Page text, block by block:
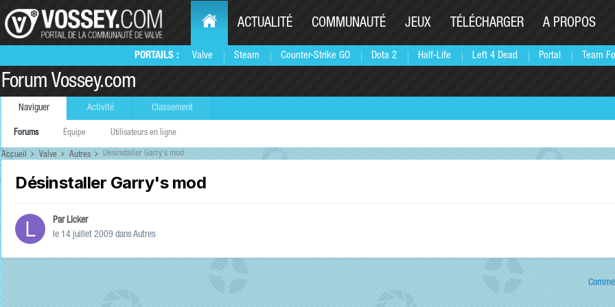
PORTAILS : Valve Steam Counter-Strike GO Dota 2 Half-Life Left 4 Dead Portal Team
ACTUALITÉ COMMUNAUTÉ JEUX TÉLÉCHARGER A PROPOS
Forum Vossey.com
Naviguer
Forums Équipe Utilisateurs en ligne
Activité Classement
Accueil Valve Autres Désinstaller Garry's mod
Désinstaller Garry's mod
ParLicker
le 14 juillet 2009 dansAutres